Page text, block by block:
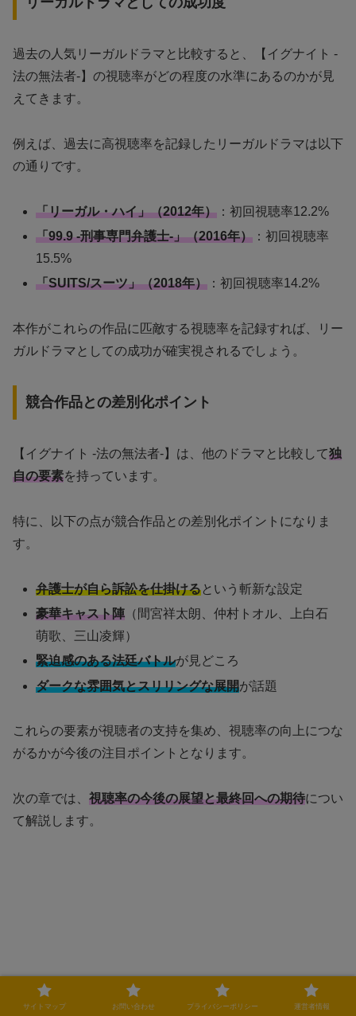
過去の人気リーガルドラマと比較すると、【イグナイト -
法の無法者-】の視聴率がどの程度の水準にあるのかが見
えてきます。
例えば、過去に高視聴率を記録したリーガルドラマは以下
の通りです。
「リーガル・ハイ」（2012年） ：初回視聴率12.2%
「99.9 -刑事専門弁護士-」（2016年） ：初回視聴率
15.5%
「SUITS/スーツ」（2018年） ：初回視聴率14.2%
本作がこれらの作品に匹敵する視聴率を記録すれば、リー
ガルドラマとしての成功が確実視されるでしょう。
競合作品との差別化ポイント
【イグナイト -法の無法者-】は、他のドラマと比較して独
自の要素を持っています。
特に、以下の点が競合作品との差別化ポイントになりま
す。
弁護士が自ら訴訟を仕掛けるという斬新な設定
豪華キャスト陣 （間宮祥太朗、仲村トオル、上白石
萌歌、三山凌輝）
緊迫感のある法廷バトルが見どころ
ダークな雰囲気とスリリングな展開が話題
これらの要素が視聴者の支持を集め、視聴率の向上につな
がるかが今後の注目ポイントとなります。
次の章では、 視聴率の今後の展望と最終回への期待につい
て解説します。
サイトマップ お問い合わせ プライバシーポリシー 運営者情報